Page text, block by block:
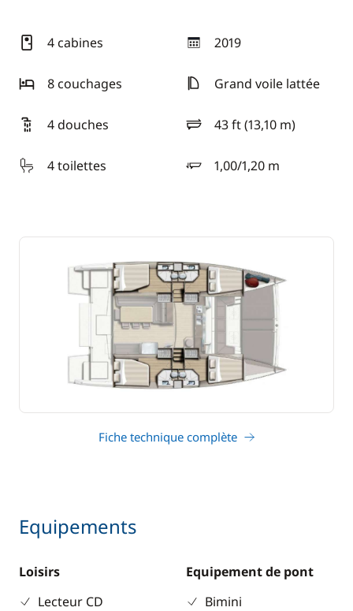
4 cabines 2019
année
8 couchages
Grand voile lattée
4 douches 43 ft (13,10 m)
longueur
4 toilettes
1,00/1,20 m
tirant d'eau
Fiche technique complète
Equipements
Loisirs
Lecteur CD
Equipement de pont
Bimini